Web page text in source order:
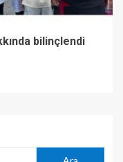
bilinçlendi